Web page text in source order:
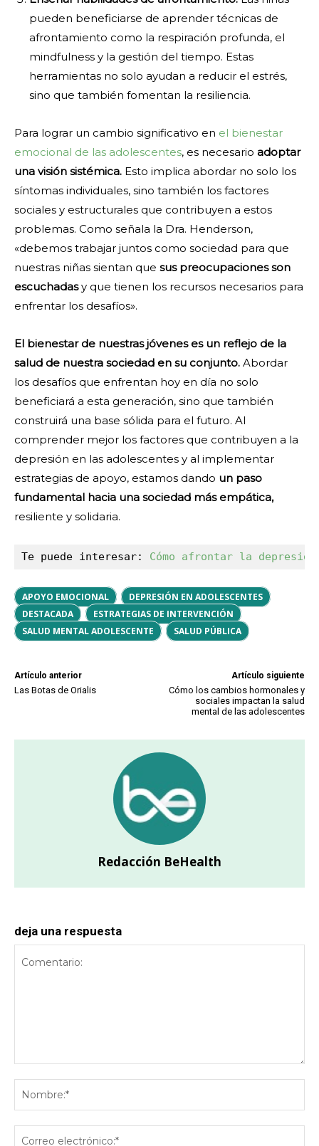
pueden beneficiarse de aprender técnicas de
afrontamiento como la respiración profunda, el
mindfulness y la gestión del tiempo. Estas
herramientas no solo ayudan a reducir el estrés,
sino que también fomentan la resiliencia.
Para lograr un cambio significativo en el bienestar
emocional de las adolescentes, es necesario adoptar
una visión sistémica. Esto implica abordar no solo los
síntomas individuales, sino también los factores
sociales y estructurales que contribuyen a estos
problemas. Como señala la Dra. Henderson,
«debemos trabajar juntos como sociedad para que
nuestras niñas sientan que sus preocupaciones son
escuchadasy que tienen los recursos necesarios para
enfrentar los desafíos».
El bienestar de nuestras jóvenes es un reflejo de la
salud de nuestra sociedad en su conjunto. Abordar
los desafíos que enfrentan hoy en día no solo
beneficiará a esta generación, sino que también
construirá una base sólida para el futuro. Al
comprender mejor los factores que contribuyen a la
depresión en las adolescentes y al implementar
estrategias de apoyo, estamos dando un paso
fundamental hacia una sociedad más empática,
resiliente y solidaria.
Te puede interesar: Cómo afrontar la
APOYO EMOCIONAL
DEPRESIÓN EN ADOLESCENTES
DESTACADA
ESTRATEGIAS DE INTERVENCIÓN
SALUD MENTAL ADOLESCENTE
SALUD PÚBLICA
Artículo anterior
Las Botas de Orialis
Artículo siguiente
Cómo los cambios hormonales y
sociales impactan la salud
mental de las adolescentes
Redacción BeHealth
deja una respuesta